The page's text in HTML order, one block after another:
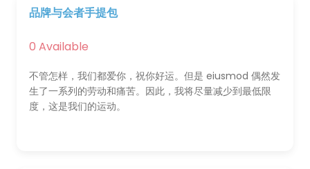
品牌与会者手提包
0 Available
不管怎样，我们都爱你，祝你好运。但是 eiusmod 偶然发
生了一系列的劳动和痛苦。因此，我将尽量减少到最低限
度，这是我们的运动。